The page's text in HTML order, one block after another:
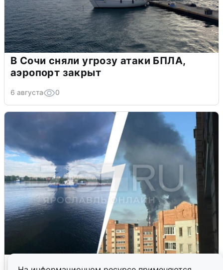
В Сочи сняли угрозу атаки БПЛА,
аэропорт закрыт
6 августа 0